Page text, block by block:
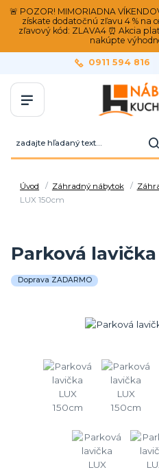
🚨 POZOR! MIMORIADNA
získate dodatočnú zľavu 4 % na
zľavový kód: ZLAVA4 ⏰ Akcia
nakúpte
0911 594 816
Úvod Záhradný nábytok
LUX 150cm
Parková lavička
Doprava ZADARMO